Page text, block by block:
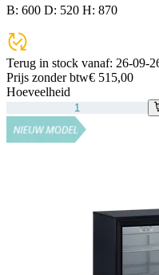
B: 600 D: 520 H: 870
Terug in stock vanaf: 26-09-
Prijs zonder btw€ 515,00
Hoeveelheid